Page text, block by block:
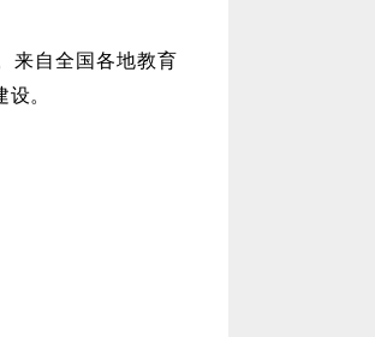
来自全国各地教育
。